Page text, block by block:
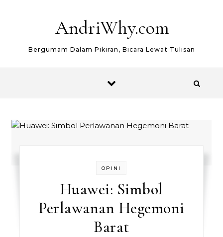
AndriWhy.com
Bergumam Dalam Pikiran, Bicara Lewat Tulisan
OPINI
Huawei: Simbol
Perlawanan Hegemoni
Barat